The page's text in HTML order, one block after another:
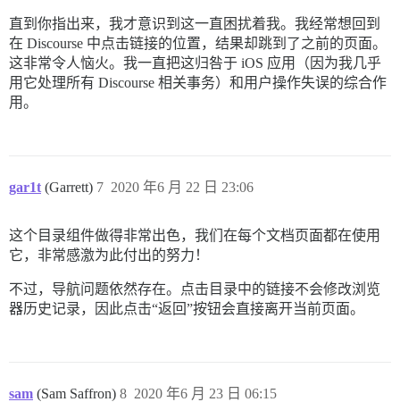
直到你指出来，我才意识到这一直困扰着我。我经常想回到
在 Discourse 中点击链接的位置，结果却跳到了之前的页面。
这非常令人恼火。我一直把这归咎于 iOS 应用（因为我几乎
用它处理所有 Discourse 相关事务）和用户操作失误的综合作
用。
gar1t (Garrett) 2020 年6 月 22 日 23:06
7
这个目录组件做得非常出色，我们在每个文档页面都在使用
它，非常感激为此付出的努力！
不过，导航问题依然存在。点击目录中的链接不会修改浏览
器历史记录，因此点击“返回”按钮会直接离开当前页面。
sam (Sam Saffron) 2020 年6 月 23 日 06:15
8